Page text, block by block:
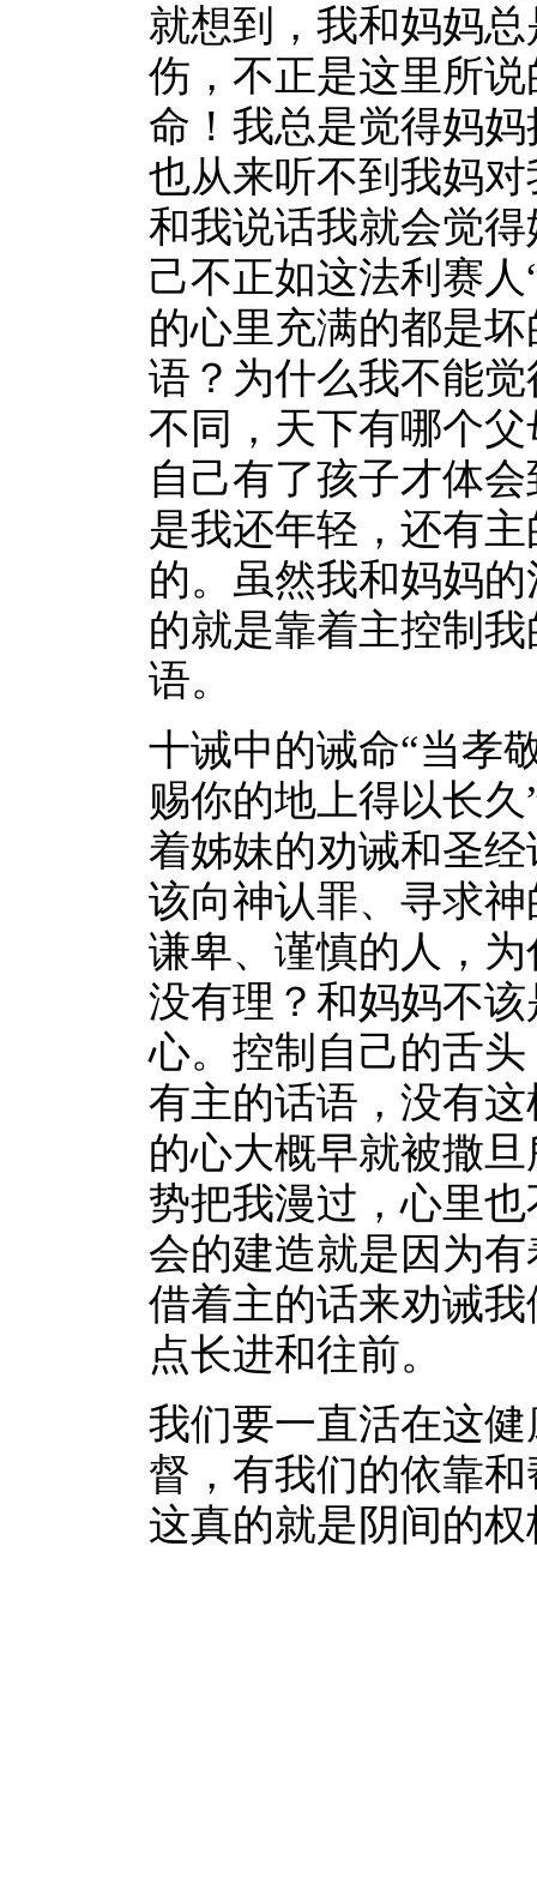
就想到，我和妈妈
伤，不正是这里所
命！我总是觉得妈
也从来听不到我妈
和我说话我就会觉
己不正如这法利赛
的心里充满的都是
语？为什么我不能
不同，天下有哪个
自己有了孩子才体
是我还年轻，还有
的。虽然我和妈妈
的就是靠着主控制
语。
十诫中的诫命“当孝
赐你的地上得以长
着姊妹的劝诫和圣
该向神认罪、寻求
谦卑、谨慎的人，
没有理？和妈妈不
心。控制自己的舌
有主的话语，没有
的心大概早就被撒
势把我漫过，心里
会的建造就是因为
借着主的话来劝诫
点长进和往前。
我们要一直活在这
督，有我们的依靠
这真的就是阴间的